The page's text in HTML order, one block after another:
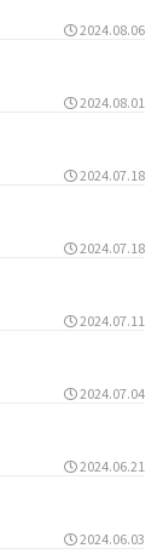
2024.08.06
2024.08.01
2024.07.18
2024.07.18
2024.07.11
2024.07.04
2024.06.21
2024.06.03